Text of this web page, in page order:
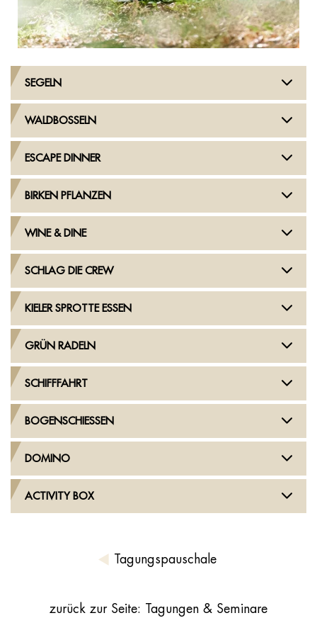
SEGELN
WALDBOSSELN
ESCAPE DINNER
BIRKEN PFLANZEN
WINE & DINE
SCHLAG DIE CREW
KIELER SPROTTE ESSEN
GRÜN RADELN
SCHIFFFAHRT
BOGENSCHIESSEN
DOMINO
ACTIVITY BOX
Tagungspauschale
zurück zur Seite: Tagungen & Seminare